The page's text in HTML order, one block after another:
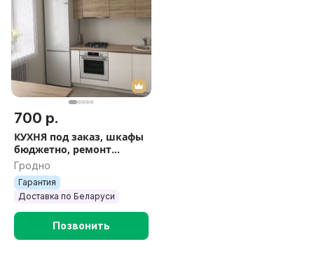
700 р.
КУХНЯ под заказ, шкафы
бюджетно, ремонт
мебели
Гродно
Гарантия
Доставка по Беларуси
Позвонить